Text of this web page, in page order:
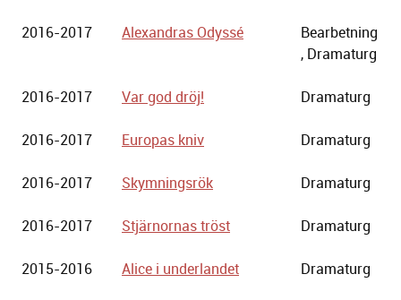
2016-2017 Alexandras Odyssé
Bearbetning
, Dramaturg
2016-2017 Var god dröj! Dramaturg
2016-2017 Europas kniv Dramaturg
2016-2017 Skymningsrök Dramaturg
2016-2017 Stjärnornas tröst Dramaturg
2015-2016 Alice i underlandet Dramaturg